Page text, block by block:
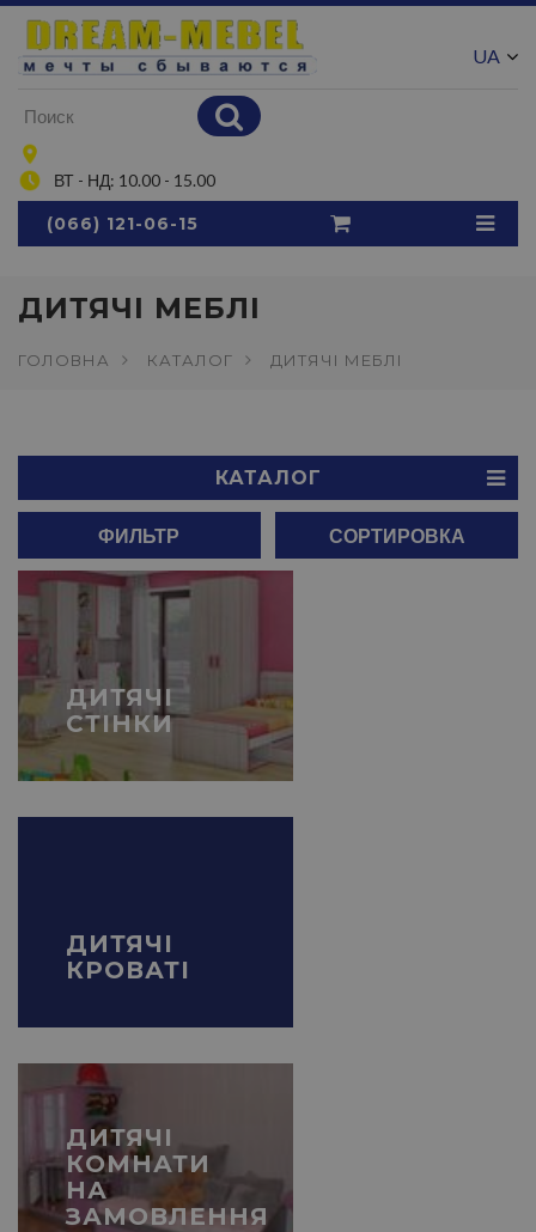
ВТ - НД: 10.00 - 15.00
UA
(066) 121-06-15
ДИТЯЧІ МЕБЛІ
ГОЛОВНА КАТАЛОГ ДИТЯЧІ МЕБЛІ
КАТАЛОГ
ФИЛЬТР СОРТИРОВКА
ДИТЯЧІ
СТІНКИ
ДИТЯЧІ
КРОВАТІ
ДИТЯЧІ
КОМНАТИ
НА
ЗАМОВЛЕННЯ